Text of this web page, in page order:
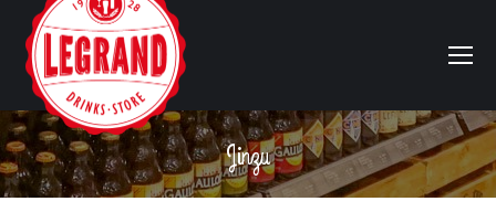
Jinzu
Vous êtes ici :